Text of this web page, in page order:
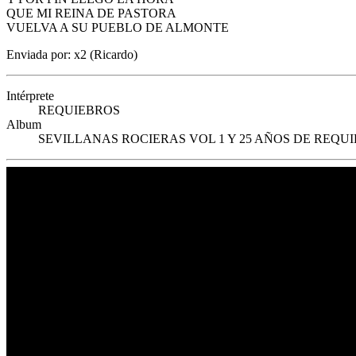
QUE MI REINA DE PASTORA
VUELVA A SU PUEBLO DE ALMONTE
Enviada por: x2 (Ricardo)
Intérprete
REQUIEBROS
Album
SEVILLANAS ROCIERAS VOL 1 Y 25 AÑOS DE